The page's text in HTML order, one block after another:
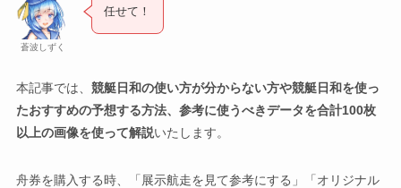
蒼波しずく
任せて！
本記事では、 競艇日和の使い方が分からない方や競艇日和を使っ
たおすすめの予想する方法、参考に使うべきデータを合計100枚
以上の画像を使って解説いたします。
舟券を購入する時、「展示航走を見て参考にする」「オリジナル